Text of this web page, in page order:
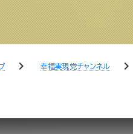
chevron_right 幸福実現党チャンネル chevron_right